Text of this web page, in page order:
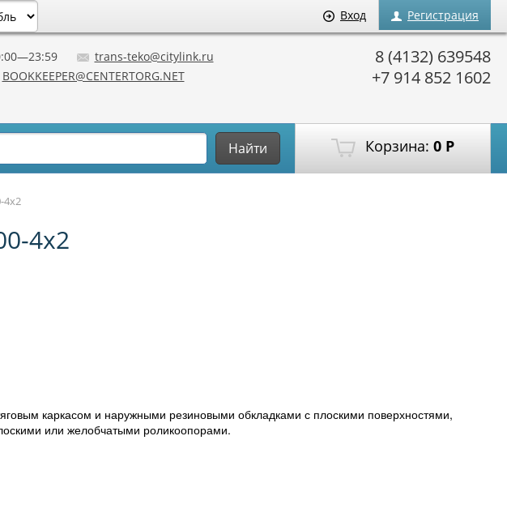
Вход Регистрация
8 (4132) 639548
+7 914 852 1602
trans-teko@citylink.ru
BOOKKEEPER@CENTERTORG.NET
Корзина: 0 Р
Найти
4х2
4х2
каркасом и наружными резиновыми обкладками с плоскими поверхностями,
или желобчатыми роликоопорами.